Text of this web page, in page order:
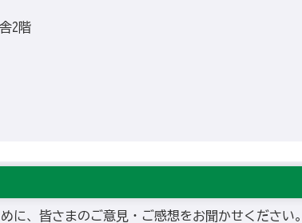
2階
に、皆さまのご意見・ご感想をお聞かせください。